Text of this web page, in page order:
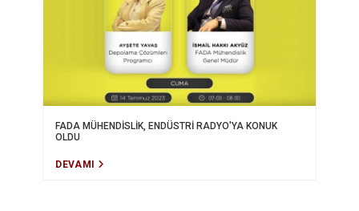
FADA MÜHENDİSLİK, ENDÜSTRİ RADYO'YA KONUK
OLDU
DEVAMI